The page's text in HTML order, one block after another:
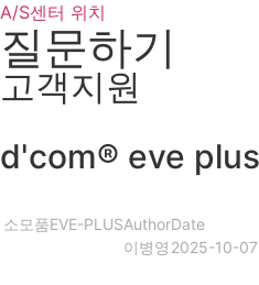
A/S센터 위치
질문하기
고객지원
d'com® eve plus
소모품EVE-PLUSAuthor
이병영
Date
2025-10-